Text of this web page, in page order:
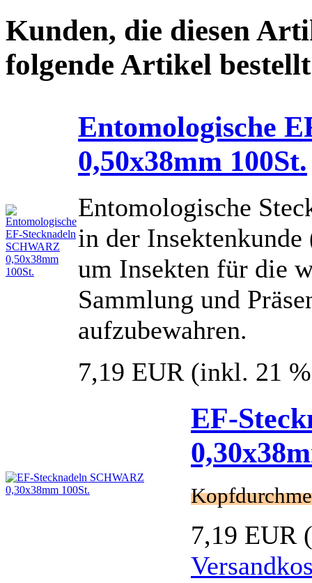
Kunden, die diesen
folgende Artikel
Entomologische
0,50x38mm 100St.
Entomologische
in der
um Insekten für die
Sammlung und
aufzubewahren.
7,19 EUR (inkl. 21
EF-
7,19 EUR